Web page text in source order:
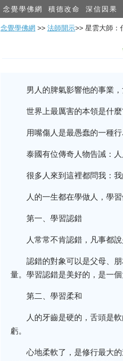
念覺學佛網 積德改命 深信因果
念覺學佛網 >> 法師開示>> 星雲大師：
男人的脾氣影響他的事業
世界上最厲害的本領是什
用嘴傷人是最愚蠢的一種
泰國有位傳奇人物告誡：
很多人來到這裡都問我：
人的一生都在學做人，學
第一、學習認錯
人常常不肯認錯，凡事都
認錯的對象可以是父母、
量。學習認錯是美好的，是一個
第二、學習柔和
人的牙齒是硬的，舌頭是
虧。
心地柔軟了，是修行最大